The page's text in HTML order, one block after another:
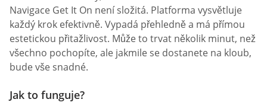
Navigace Get It On není složitá. Platforma vysvětluje
každý krok efektivně. Vypadá přehledně a má přímou
estetickou přitažlivost. Může to trvat několik minut, než
všechno pochopíte, ale jakmile se dostanete na kloub,
bude vše snadné.
Jak to funguje?